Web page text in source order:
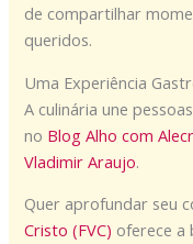
de compartilhar
queridos.
Uma Experiência
A culinária une
no Blog Alho com
Vladimir Araujo.
Quer aprofundar seu
Cristo (FVC) oferece a